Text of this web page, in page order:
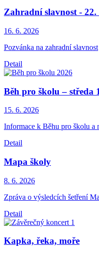
Zahradní slavnost - 22.
16. 6. 2026
Pozvánka na zahradní slavnost
Detail
Běh pro školu – středa
15. 6. 2026
Informace k Běhu pro školu a
Detail
Mapa školy
8. 6. 2026
Zpráva o výsledcích šetření
Detail
Kapka, řeka, moře